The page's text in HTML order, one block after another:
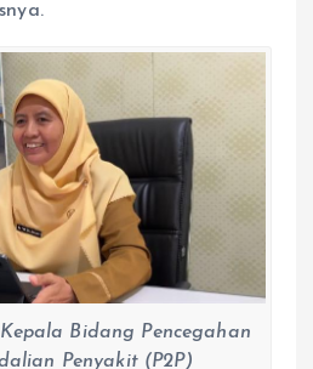
Bidang Pencegahan
Penyakit (P2P)